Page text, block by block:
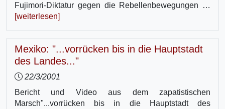
Fujimori-Diktatur gegen die Rebellenbewegungen …
[weiterlesen]
Mexiko: "...vorrücken bis in die Hauptstadt
des Landes..."
22/3/2001
Bericht und Video aus dem zapatistischen
Marsch"...vorrücken bis in die Hauptstadt des